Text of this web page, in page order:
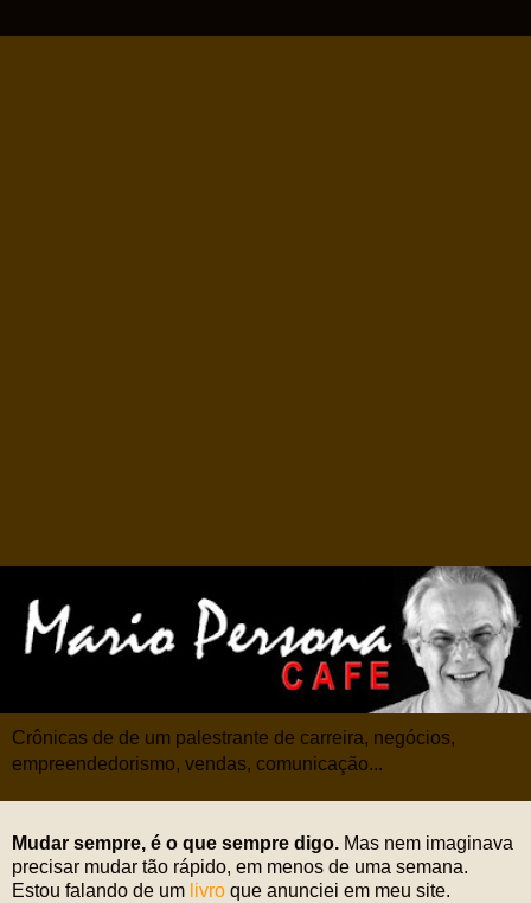
Crônicas de de um palestrante de carreira, negócios,
empreendedorismo, vendas, comunicação...
Mudar sempre, é o que sempre digo. Mas nem imaginava
precisar mudar tão rápido, em menos de uma semana.
Estou falando de um livro que anunciei em meu site.